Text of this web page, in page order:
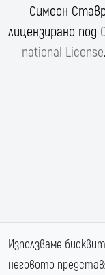
Симеон
лицензирано под
national License
Използваме
неговото